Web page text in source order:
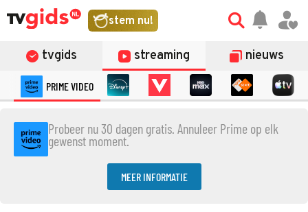
stem nu!
tvgids streaming nieuws
PRIME VIDEO
Probeer nu 30 dagen gratis. Annuleer Prime op elk
gewenst moment.
MEER INFORMATIE